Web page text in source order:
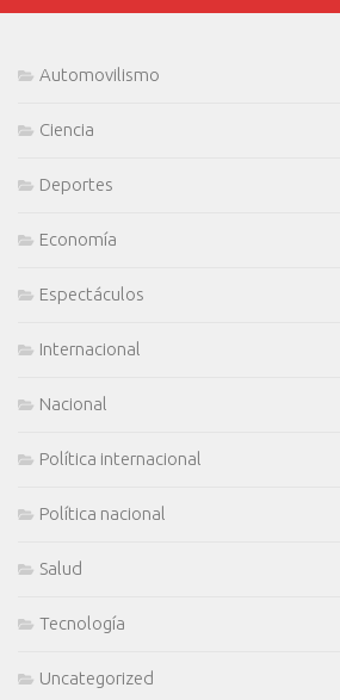
Automovilismo
Ciencia
Deportes
Economía
Espectáculos
Internacional
Nacional
Política internacional
Política nacional
Salud
Tecnología
Uncategorized